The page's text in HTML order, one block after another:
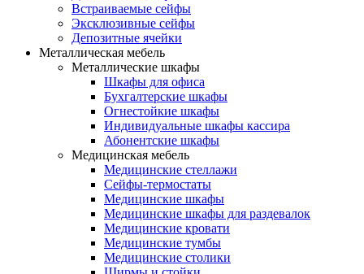
Встраиваемые сейфы
Эксклюзивные сейфы
Депозитные ячейки
Металлическая мебель
Металлические шкафы
Шкафы для офиса
Бухгалтерские шкафы
Огнестойкие шкафы
Индивидуальные шкафы кассира
Абонентские шкафы
Медицинская мебель
Медицинские стеллажи
Сейфы-термостаты
Медицинские шкафы
Медицинские шкафы для раздевалок
Медицинские кровати
Медицинские тумбы
Медицинские столики